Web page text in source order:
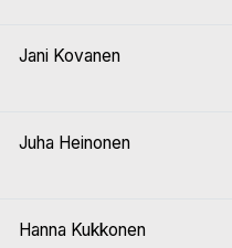
Jani Kovanen
Juha Heinonen
Hanna Kukkonen